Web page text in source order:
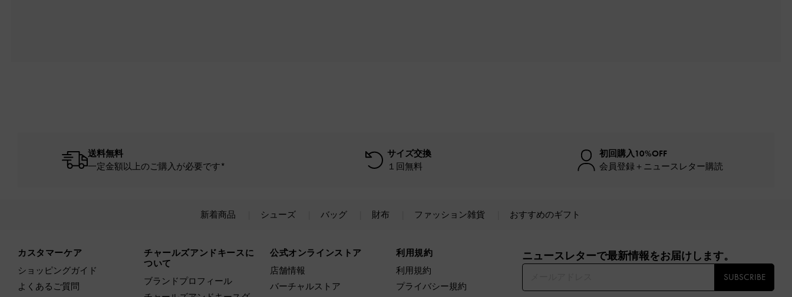
送料無料
一定金額以上のご購入が必要です*
サイズ交換
１回無料
初回購入10%OFF
会員登録＋ニュースレター購読
新着商品 シューズ バッグ 財布 ファッション雑貨 おすすめのギフト
カスタマーケア
ショッピングガイド
よくあるご質問
チャールズアンドキースに
ついて
ブランドプロフィール
公式オンラインストア
店舗情報
バーチャルストア
利用規約
利用規約
プライバシー規約
ニュースレターで最新情報をお届けします。​
SUBSCRIBE